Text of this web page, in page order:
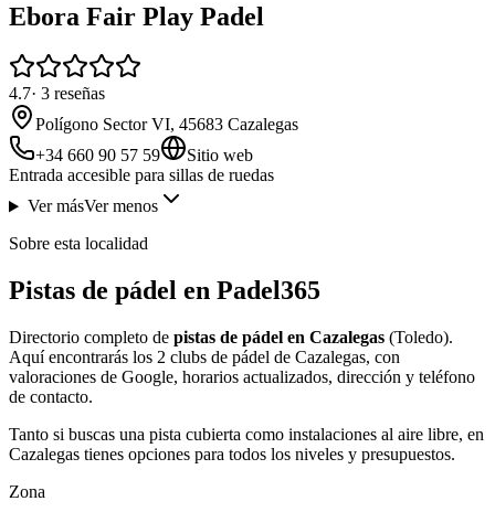
Ebora Fair Play Padel
4.7· 3 reseñas
Polígono Sector VI, 45683 Cazalegas
+34 660 90 57 59
Sitio web
Entrada accesible para sillas de ruedas
Ver másVer menos
Sobre esta localidad
Pistas de pádel en Padel365
Directorio completo de pistas de pádel en Cazalegas (Toledo).
Aquí encontrarás los 2 clubs de pádel de Cazalegas, con
valoraciones de Google, horarios actualizados, dirección y teléfono
de contacto.
Tanto si buscas una pista cubierta como instalaciones al aire libre, en
Cazalegas tienes opciones para todos los niveles y presupuestos.
Zona